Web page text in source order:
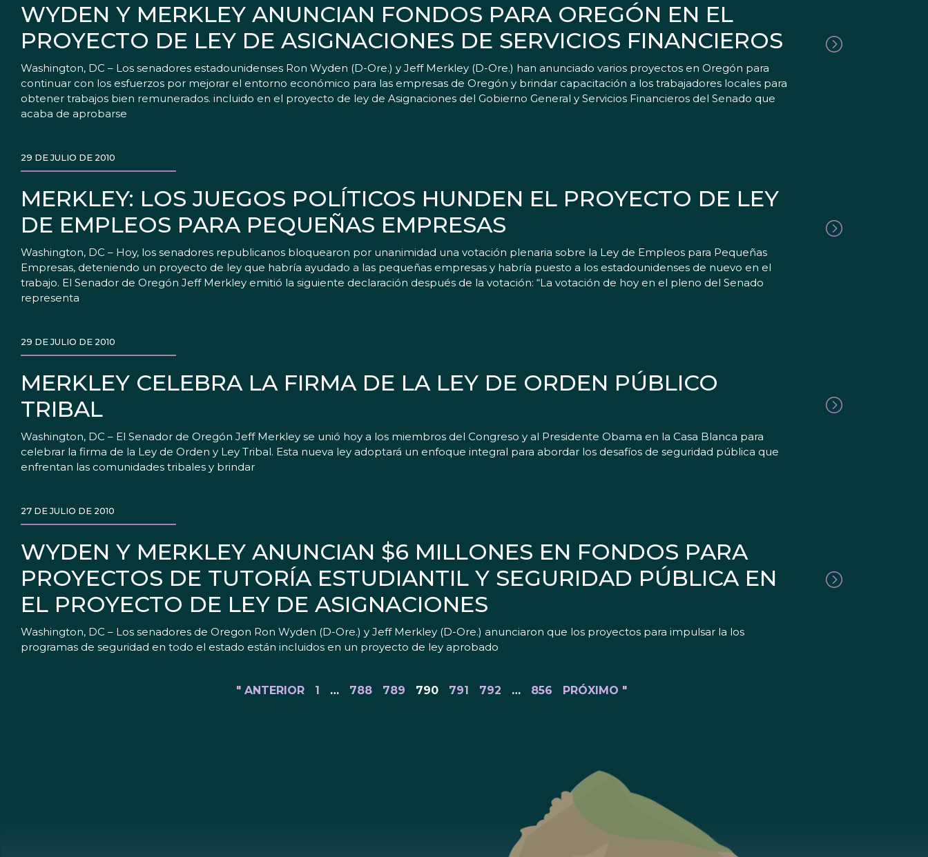
WYDEN Y MERKLEY ANUNCIAN FONDOS PARA OREGÓN EN EL
PROYECTO DE LEY DE ASIGNACIONES DE SERVICIOS FINANCIEROS
Washington, DC – Los senadores estadounidenses Ron Wyden (D-Ore.) y Jeff Merkley (D-Ore.) han anunciado varios proyectos en Oregón para
continuar con los esfuerzos por mejorar el entorno económico para las empresas de Oregón y brindar capacitación a los trabajadores locales para
obtener trabajos bien remunerados. incluido en el proyecto de ley de Asignaciones del Gobierno General y Servicios Financieros del Senado que
acaba de aprobarse
MERKLEY: LOS JUEGOS POLÍTICOS HUNDEN EL PROYECTO DE LEY
DE EMPLEOS PARA PEQUEÑAS EMPRESAS
29 DE JULIO DE 2010
Washington, DC – Hoy, los senadores republicanos bloquearon por unanimidad una votación plenaria sobre la Ley de Empleos para Pequeñas
Empresas, deteniendo un proyecto de ley que habría ayudado a las pequeñas empresas y habría puesto a los estadounidenses de nuevo en el
trabajo. El Senador de Oregón Jeff Merkley emitió la siguiente declaración después de la votación: “La votación de hoy en el pleno del Senado
representa
MERKLEY CELEBRA LA FIRMA DE LA LEY DE ORDEN PÚBLICO
TRIBAL
29 DE JULIO DE 2010
Washington, DC – El Senador de Oregón Jeff Merkley se unió hoy a los miembros del Congreso y al Presidente Obama en la Casa Blanca para
celebrar la firma de la Ley de Orden y Ley Tribal. Esta nueva ley adoptará un enfoque integral para abordar los desafíos de seguridad pública que
enfrentan las comunidades tribales y brindar
WYDEN Y MERKLEY ANUNCIAN $6 MILLONES EN FONDOS PARA
PROYECTOS DE TUTORÍA ESTUDIANTIL Y SEGURIDAD PÚBLICA EN
EL PROYECTO DE LEY DE ASIGNACIONES
27 DE JULIO DE 2010
Washington, DC – Los senadores de Oregon Ron Wyden (D-Ore.) y Jeff Merkley (D-Ore.) anunciaron que los proyectos para impulsar la los
programas de seguridad en todo el estado están incluidos en un proyecto de ley aprobado
" ANTERIOR 1 … 788 789 790 791 792 … 856 PRÓXIMO "